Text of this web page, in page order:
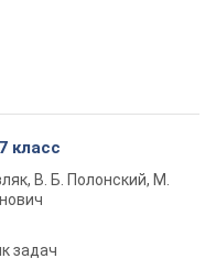
класс
В. Б. Полонский, М.
задач